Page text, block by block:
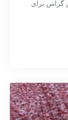
گراس برای